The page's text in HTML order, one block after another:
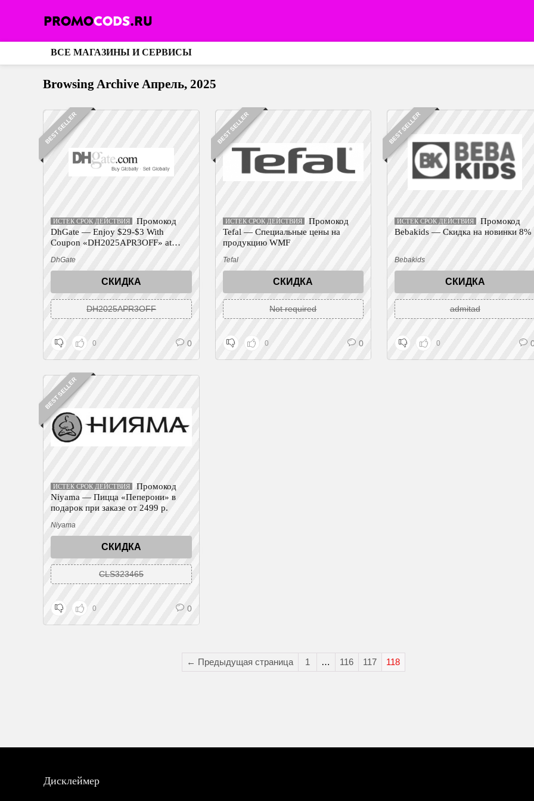
ВСЕ МАГАЗИНЫ И СЕРВИСЫ
Browsing Archive Апрель, 2025
BEST SELLER
ИСТЕК СРОК ДЕЙСТВИЯ
Промокод
DhGate — Enjoy $29-$3 With
Coupon «DH2025APR3OFF» at
DhGate
0 0
СКИДКА
DH2025APR3OFF
BEST SELLER
ИСТЕК СРОК ДЕЙСТВИЯ
Промокод
Tefal — Cпециальные цены на
продукцию WMF
Tefal
0 0
СКИДКА
Not required
BEST SELLER
ИСТЕК СРОК ДЕЙСТВИЯ
Промокод
Bebakids — Скидка на новинки 8%
Bebakids
0
СКИДКА
admitad
BEST SELLER
ИСТЕК СРОК ДЕЙСТВИЯ
Промокод
Niyama — Пицца «Пеперони» в
подарок при заказе от 2499 р.
Niyama
0 0
СКИДКА
CLS323465
← Предыдущая страница 1 … 116 117 118
Дисклеймер